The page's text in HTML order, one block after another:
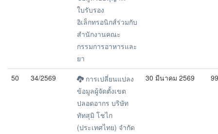
ใบรับรอง
อิเล็กทรอนิกส์ร่วมกับ
สำนักงานคณะ
กรรมการอาหารและ
ยา
50
34/2569
การเปลี่ยนแปลง
ข้อมูลผู้จัดตั้งเขต
ปลอดอากร บริษัท
ทัทสุมิ โชไก
(ประเทศไทย) จำกัด
30 มีนาคม 2569